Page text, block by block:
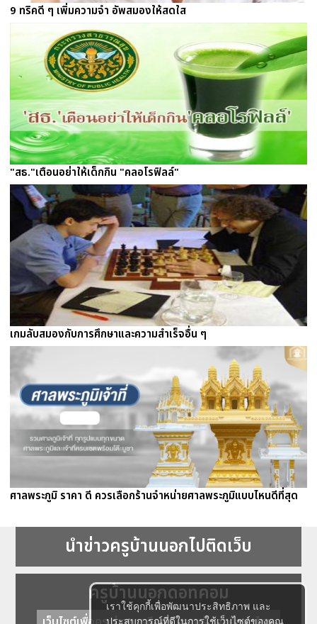
เราใช้คุกกี้เพื่อพัฒนาประสิทธิภาพ และ
ประสบการณ์ที่ดีในการใช้เว็บไซต์ของคุณ
9 ทริคดี ๆ เพิ่มความจำ อัพสมองให้สดใส
"สธ."เตือนอย่าให้เด็กกิน "คลอโรฟิลล์"
เกมลับสมองกับการศึกษาและความสำเร็จอื่น ๆ
ศาลพระภูมิ ราคา ดี ควรเลือกร้านจำหน่ายศาลพระภูมิแบบไหนดีที่สุด
นำข่าวครูบ้านนอกไปติดเว็บ
ครูบ้านนอกดอทคอม